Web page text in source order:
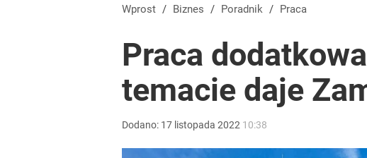
Wprost / Biznes / Poradnik / Praca
Praca
temacie daje
Dodano: 17 listopada 2022 10:38